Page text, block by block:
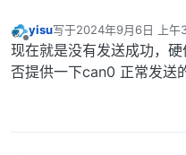
离线
yisu写于2024年9月6日 上午
最后由 编辑
现在就是没有发送成功，
否提供一下can0 正常发送